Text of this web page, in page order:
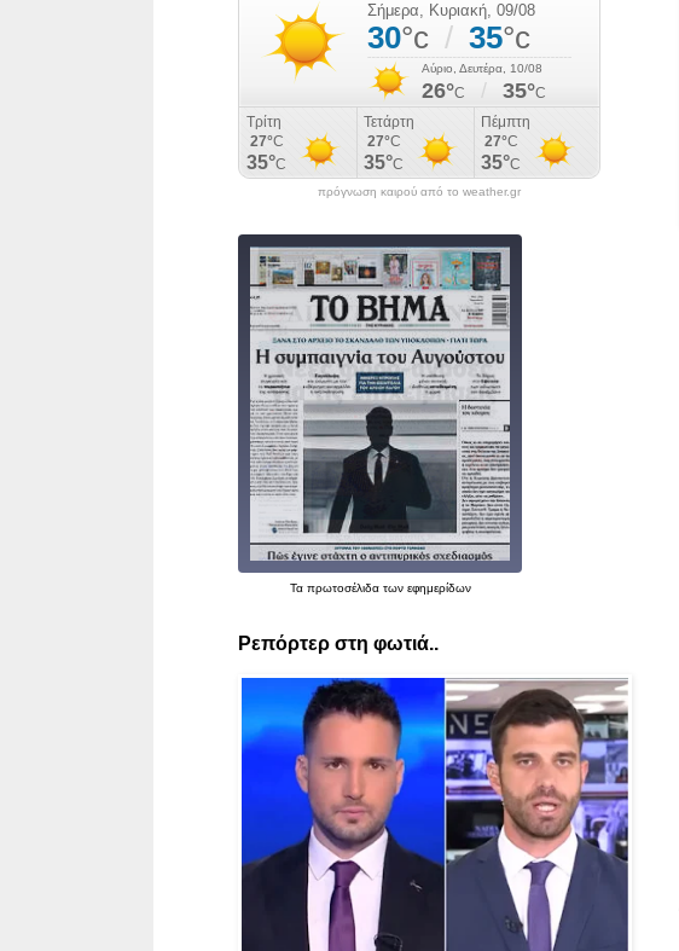
πρόγνωση καιρού από το weather.gr
Τα πρωτοσέλιδατων εφημερίδων
Ρεπόρτερ στη φωτιά..